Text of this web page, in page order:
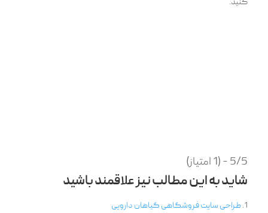
کنید.
5/5 - (1 امتیاز)
شاید به این مطالب نیز علاقمند باشید
طراحی سایت فروشگاهی گیاهان دارویی